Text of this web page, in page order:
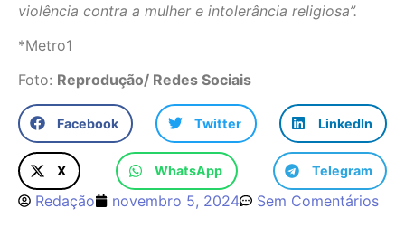
violência contra a mulher e intolerância religiosa”.
*Metro1
Foto: Reprodução/ Redes Sociais
Facebook Twitter LinkedIn
X WhatsApp Telegram
Redação novembro 5, 2024 Sem Comentários